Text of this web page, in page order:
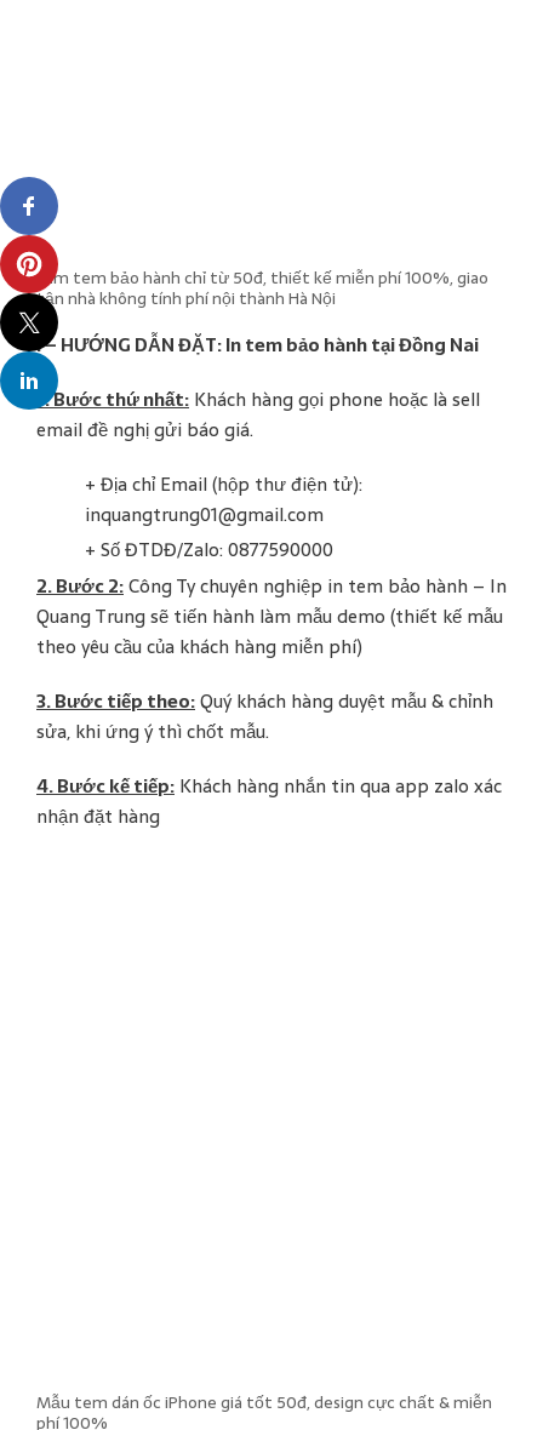
Làm tem bảo hành chỉ từ 50đ, thiết kế miễn phí 100%, giao
tận nhà không tính phí nội thành Hà Nội
I – HƯỚNG DẪN ĐẶT: In tem bảo hành tại Đồng Nai
1. Bước thứ nhất: Khách hàng gọi phone hoặc là sell
email đề nghị gửi báo giá.
+ Địa chỉ Email (hộp thư điện tử):
inquangtrung01@gmail.com
+ Số ĐTDĐ/Zalo: 0877590000
2. Bước 2:Công Ty chuyên nghiệp in tem bảo hành – In
Quang Trung sẽ tiến hành làm mẫu demo (thiết kế mẫu
theo yêu cầu của khách hàng miễn phí)
3. Bước tiếp theo:Quý khách hàng duyệt mẫu & chỉnh
sửa, khi ứng ý thì chốt mẫu.
4. Bước kế tiếp: Khách hàng nhắn tin qua app zalo xác
nhận đặt hàng
Mẫu tem dán ốc iPhone giá tốt 50đ, design cực chất & miễn
phí 100%